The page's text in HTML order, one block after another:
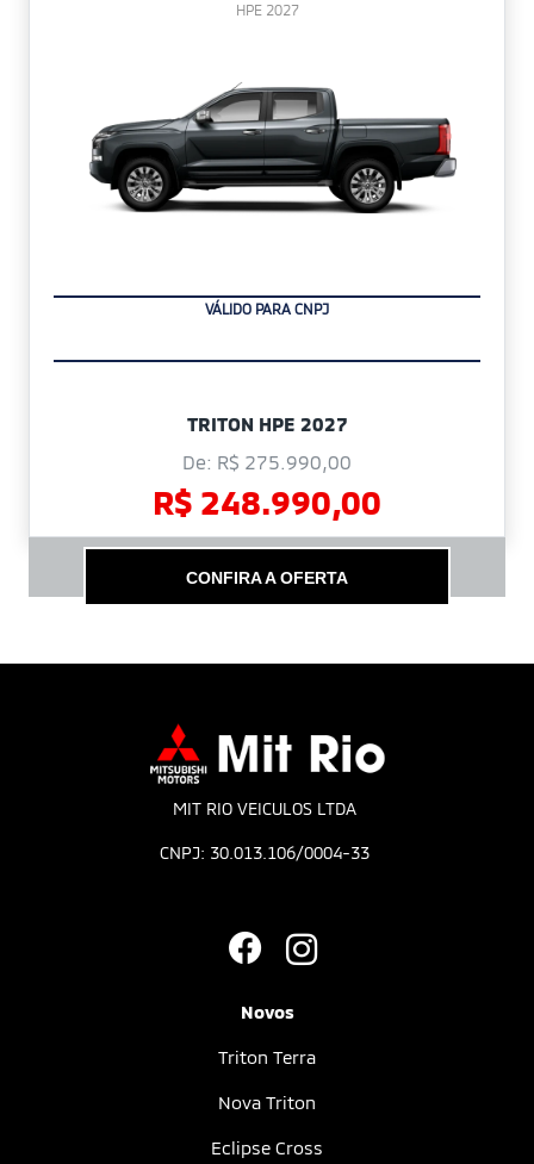
HPE 2027
VÁLIDO PARA CNPJ
TRITON HPE 2027
De: R$ 275.990,00
R$ 248.990,00
CONFIRA A OFERTA
MIT RIO VEICULOS LTDA
CNPJ: 30.013.106/0004-33
Novos
Triton Terra
Nova Triton
Eclipse Cross